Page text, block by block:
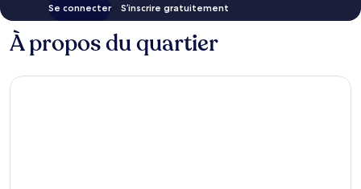
Se connecter S’inscrire gratuitement
À propos du quartier